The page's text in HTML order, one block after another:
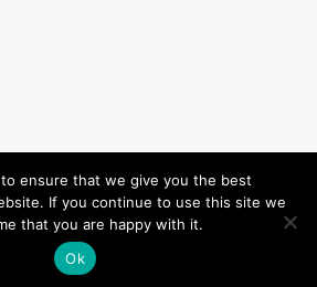
BioBank.lv. All Rights Reserved.
Designed with love
ensure that we give you the best
If you continue to use this site we
that you are happy with it.
Ok